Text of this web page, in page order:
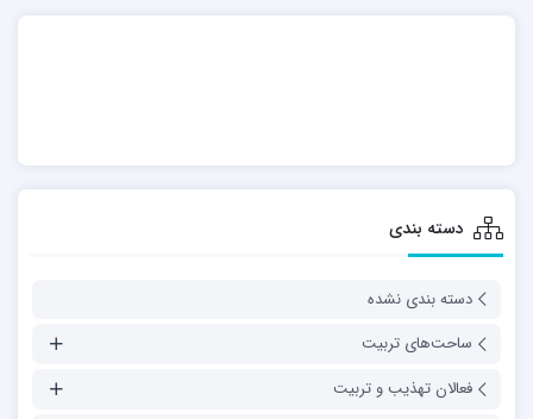
دسته بندی
دسته بندی نشده
ساحت‌های تربیت
فعالان تهذیب و تربیت